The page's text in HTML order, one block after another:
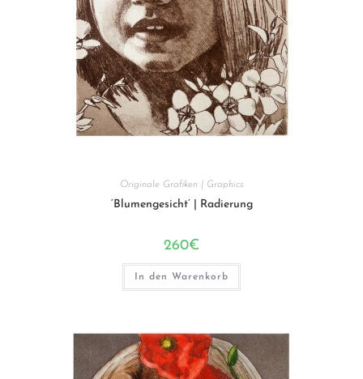
Originale Grafiken | Graphics
‘Blumengesicht’ | Radierung
260€
In den Warenkorb